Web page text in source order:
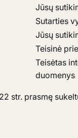
Jūsų
Sutarties
Jūsų
Teisinė
Teisėtas
duomenys
str. prasmę